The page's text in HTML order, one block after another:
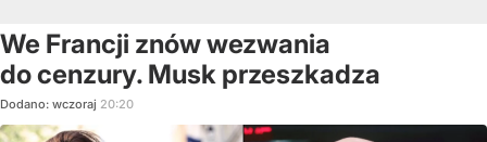
We Francji znów wezwania
do cenzury. Musk przeszkadza
Dodano: wczoraj 20:20